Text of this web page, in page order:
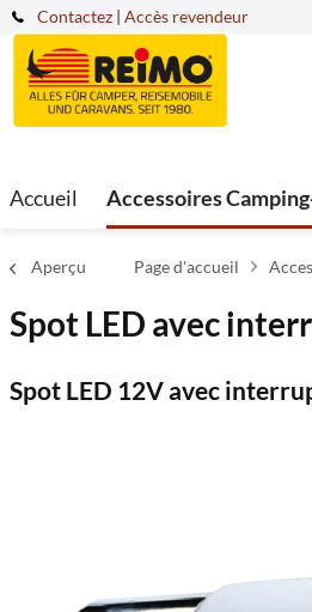
Contactez | Accès revendeur
Accueil Accessoires
Aperçu Page d'accueil
Spot LED avec
Spot LED 12V avec